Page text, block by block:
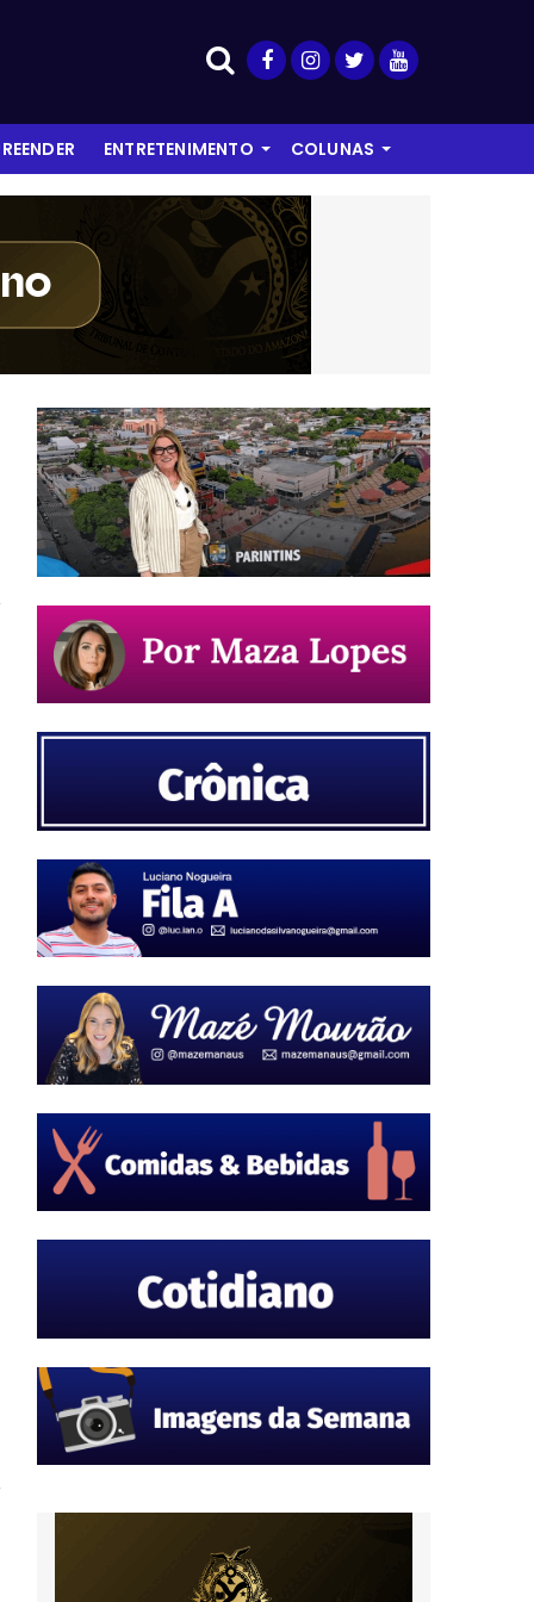
ENTRETENIMENTO COLUNAS